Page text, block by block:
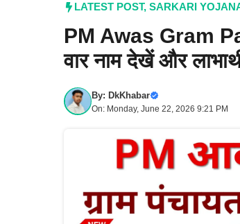
LATEST POST, SARKARI
PM Awas Gram
वार नाम देखें और
By: DkKhabar
On: Monday, June 22, 2026 9:21 PM